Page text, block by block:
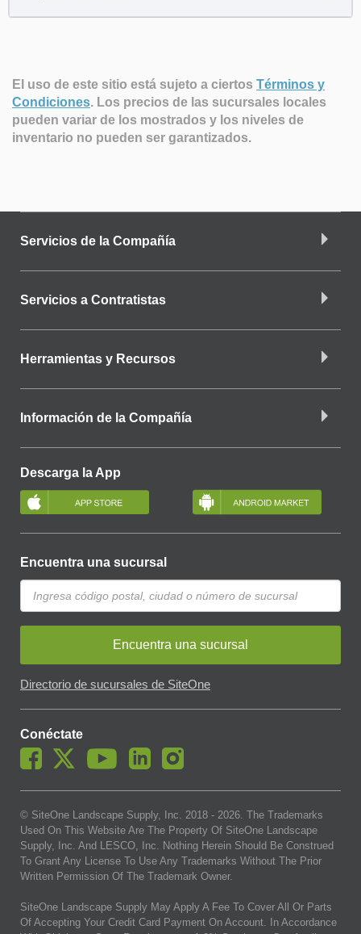
El uso de este sitio está sujeto a ciertos Términos y
Condiciones. Los precios de las sucursales locales
pueden variar de los mostrados y los niveles de
inventario no pueden ser garantizados.
Servicios de la Compañía
Servicios a Contratistas
Herramientas y Recursos
Información de la Compañía
Descarga la App
Encuentra una sucursal
Encuentra una sucursal
Directorio de sucursales de SiteOne
Conéctate
© SiteOne Landscape Supply, Inc. 2018 - 2026. The Trademarks
Used On This Website Are The Property Of SiteOne Landscape
Supply, Inc. And LESCO, Inc. Nothing Herein Should Be Construed
To Grant Any License To Use Any Trademarks Without The Prior
Written Permission Of The Trademark Owner.
SiteOne Landscape Supply May Apply A Fee To Cover All Or Parts
Of Accepting Your Credit Card Payment On Account. In Accordance